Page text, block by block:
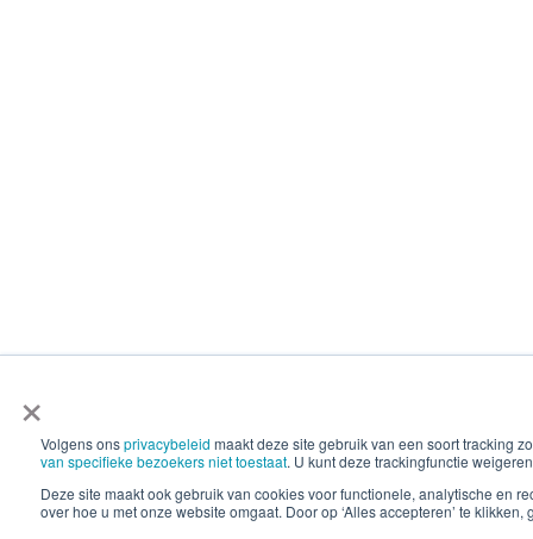
×
Volgens onsprivacybeleid maakt deze site gebruik van een soort tracking
van specifieke bezoekers niet toestaat. U kunt deze trackingfunctie
Deze site maakt ook gebruik van cookies voor functionele, analytische en
over hoe u met onze website omgaat. Door op ‘Alles accepteren’ te